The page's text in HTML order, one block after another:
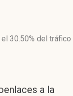
30.50% del tráfico
a la